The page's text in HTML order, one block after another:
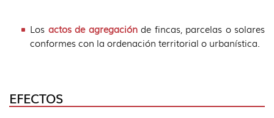
Los actos de agregaciónde fincas, parcelas o solares
conformes con la ordenación territorial o urbanística.
EFECTOS